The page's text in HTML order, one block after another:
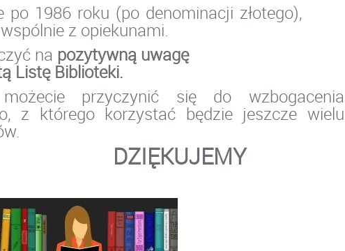
po 1986 roku (po denominacji złotego),
z opiekunami.
na pozytywną uwagę
Listę Biblioteki.
przyczynić się do wzbogacenia
z którego korzystać będzie jeszcze wielu
DZIĘKUJEMY